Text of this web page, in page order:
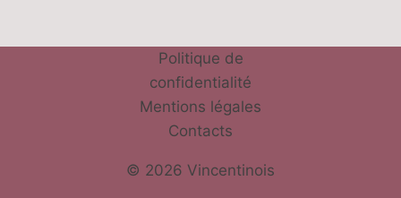
Politique de
confidentialité
Mentions légales
Contacts
© 2026 Vincentinois